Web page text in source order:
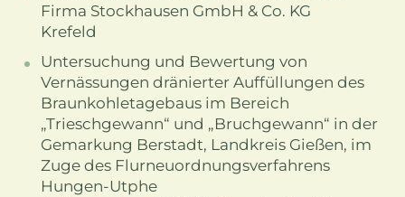
Firma Stockhausen GmbH & Co. KG
Krefeld
Untersuchung und Bewertung von
Vernässungen dränierter Auffüllungen des
Braunkohletagebaus im Bereich
„Trieschgewann“ und „Bruchgewann“ in der
Gemarkung Berstadt, Landkreis Gießen, im
Zuge des Flurneuordnungsverfahrens
Hungen-Utphe